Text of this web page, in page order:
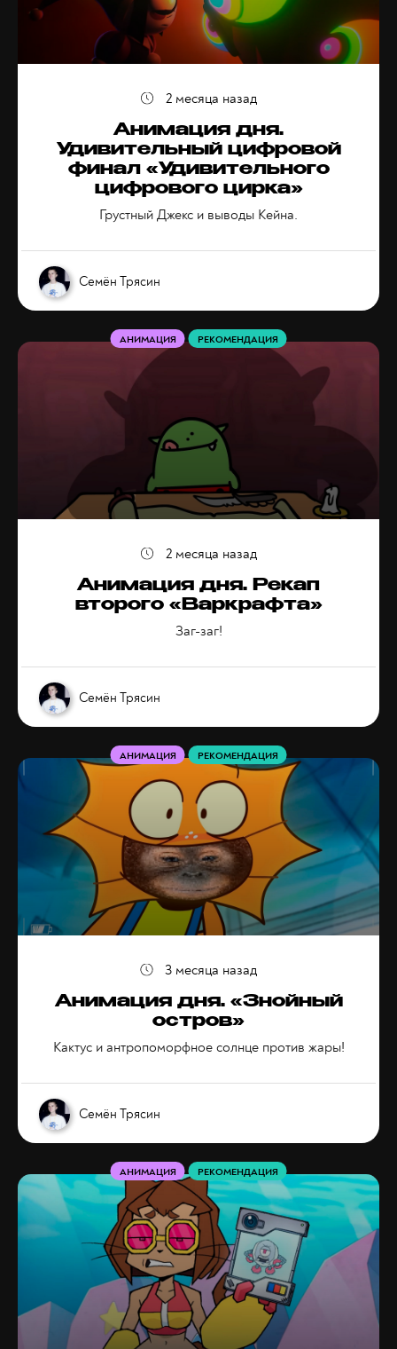
Анимация дня.
Удивительный цифровой
финал «Удивительного
цифрового цирка»
Грустный Джекс и выводы Кейна.
Семён Трясин
2 месяца назад
Анимация дня. Рекап
второго «Варкрафта»
Заг-заг!
АНИМАЦИЯ РЕКОМЕНДАЦИЯ
Семён Трясин
2 месяца назад
Анимация дня. «Знойный
остров»
Кактус и антропоморфное солнце против жары!
АНИМАЦИЯ РЕКОМЕНДАЦИЯ
Семён Трясин
3 месяца назад
АНИМАЦИЯ РЕКОМЕНДАЦИЯ